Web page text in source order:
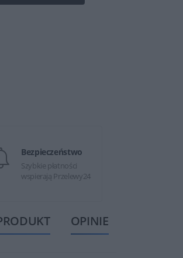
Bezpieczeństwo
Szybkie płatności
wspierają Przelewy24
OPINIE